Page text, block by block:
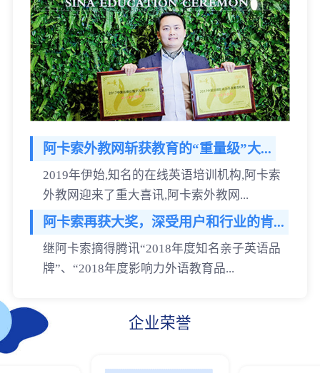
阿卡索外教网斩获教育的“重量级”大...
2019年伊始,知名的在线英语培训机构,阿卡索
外教网迎来了重大喜讯,阿卡索外教网...
阿卡索再获大奖，深受用户和行业的肯...
继阿卡索摘得腾讯“2018年度知名亲子英语品
牌”、“2018年度影响力外语教育品...
企业荣誉